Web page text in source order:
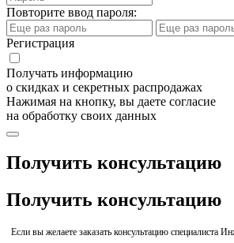
Повторите ввод пароля:
Регистрация
Получать информацию
о скидках и секретных распродажах
Нажимая на кнопку, вы даете согласие
на обработку своих данных
Получить консультацию
Получить консультацию
Если вы желаете заказать консультацию